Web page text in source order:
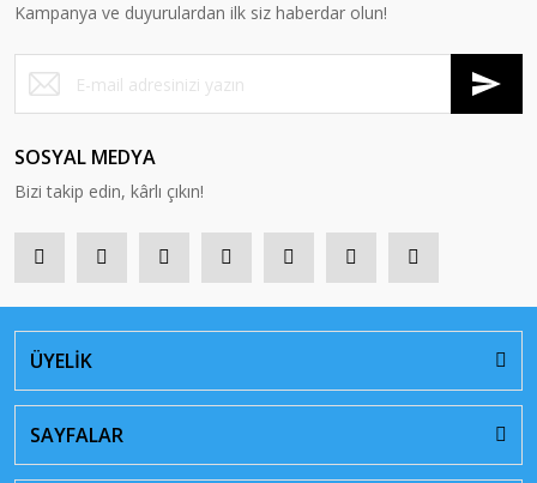
Kampanya ve duyurulardan ilk siz haberdar olun!
SOSYAL MEDYA
Bizi takip edin, kârlı çıkın!
ÜYELİK
SAYFALAR